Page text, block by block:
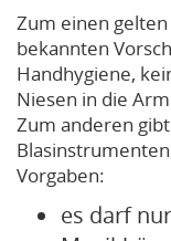
Zum einen
bekannten
Handhygiene,
Niesen in die
Zum anderen
Vorgaben:
es darf